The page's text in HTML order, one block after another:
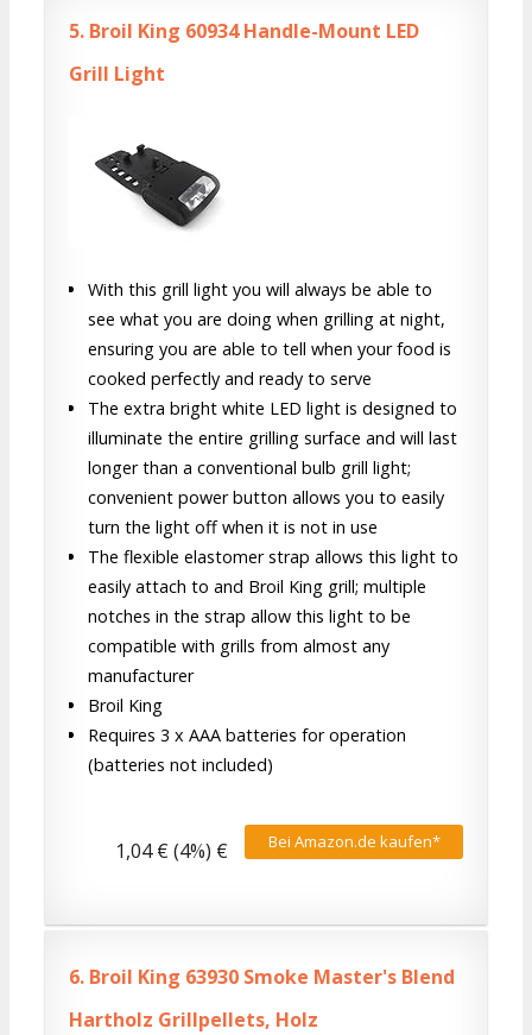
5. Broil King 60934 Handle-Mount LED
Grill Light
With this grill light you will always be able to
see what you are doing when grilling at night,
ensuring you are able to tell when your food is
cooked perfectly and ready to serve
The extra bright white LED light is designed to
illuminate the entire grilling surface and will last
longer than a conventional bulb grill light;
convenient power button allows you to easily
turn the light off when it is not in use
The flexible elastomer strap allows this light to
easily attach to and Broil King grill; multiple
notches in the strap allow this light to be
compatible with grills from almost any
manufacturer
Broil King
Requires 3 x AAA batteries for operation
(batteries not included)
Bei Amazon.de kaufen*
1,04 € (4%) €
6. Broil King 63930 Smoke Master's Blend
Hartholz Grillpellets, Holz